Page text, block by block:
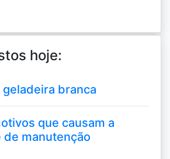
hoje:
branca
que causam a
manutenção